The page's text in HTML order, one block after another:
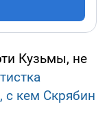
Кузьмы, не
с кем Скрябин